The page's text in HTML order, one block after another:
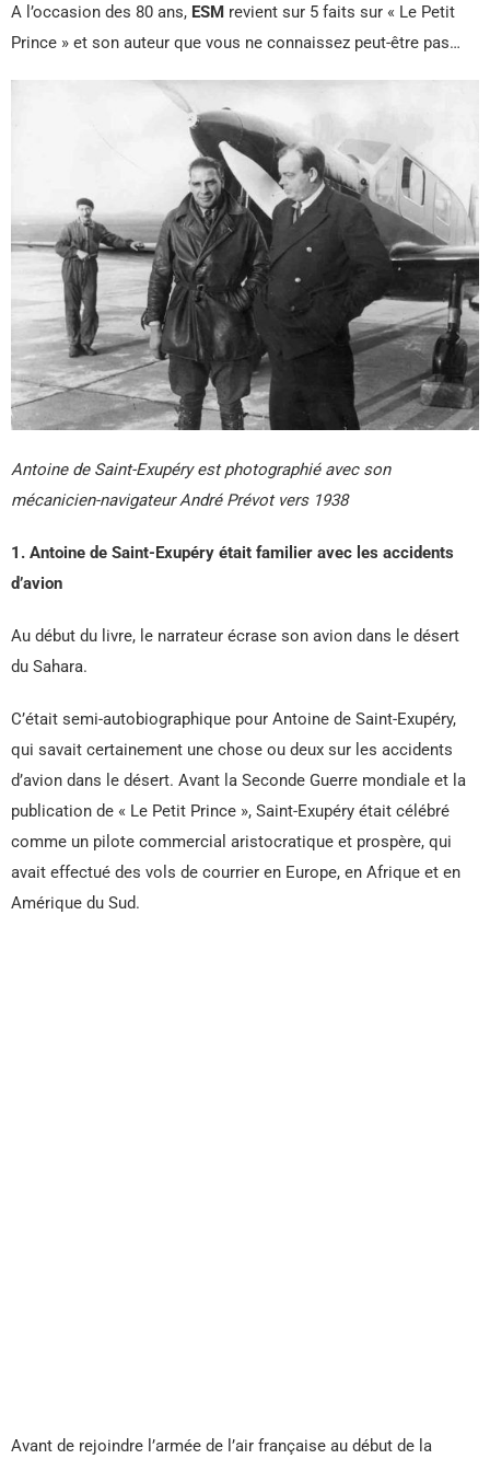
A l’occasion des 80 ans, ESM revient sur 5 faits sur « Le Petit
Prince » et son auteur que vous ne connaissez peut-être pas…
Antoine de Saint-Exupéry est photographié avec son
mécanicien-navigateur André Prévot vers 1938
1. Antoine de Saint-Exupéry était familier avec les accidents
d’avion
Au début du livre, le narrateur écrase son avion dans le désert
du Sahara.
C’était semi-autobiographique pour Antoine de Saint-Exupéry,
qui savait certainement une chose ou deux sur les accidents
d’avion dans le désert. Avant la Seconde Guerre mondiale et la
publication de « Le Petit Prince », Saint-Exupéry était célébré
comme un pilote commercial aristocratique et prospère, qui
avait effectué des vols de courrier en Europe, en Afrique et en
Amérique du Sud.
Avant de rejoindre l’armée de l’air française au début de la